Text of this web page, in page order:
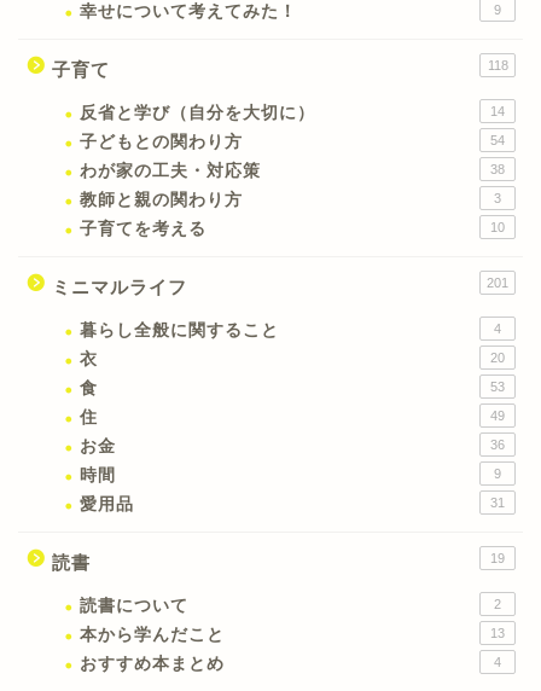
幸せについて考えてみた！ 9
子育て 118
反省と学び（自分を大切に） 14
子どもとの関わり方 54
わが家の工夫・対応策 38
教師と親の関わり方 3
子育てを考える 10
ミニマルライフ 201
暮らし全般に関すること 4
衣 20
食 53
住 49
お金 36
時間 9
愛用品 31
読書 19
読書について 2
本から学んだこと 13
おすすめ本まとめ 4